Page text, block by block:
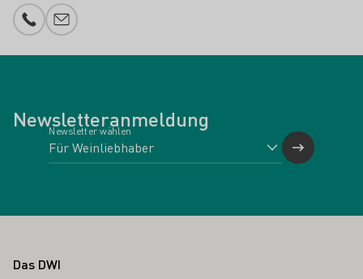
Telefonnummer
E-Mail-Adresse
Newsletteranmeldung
Newsletter wählen
Fußbereich
Das DWI